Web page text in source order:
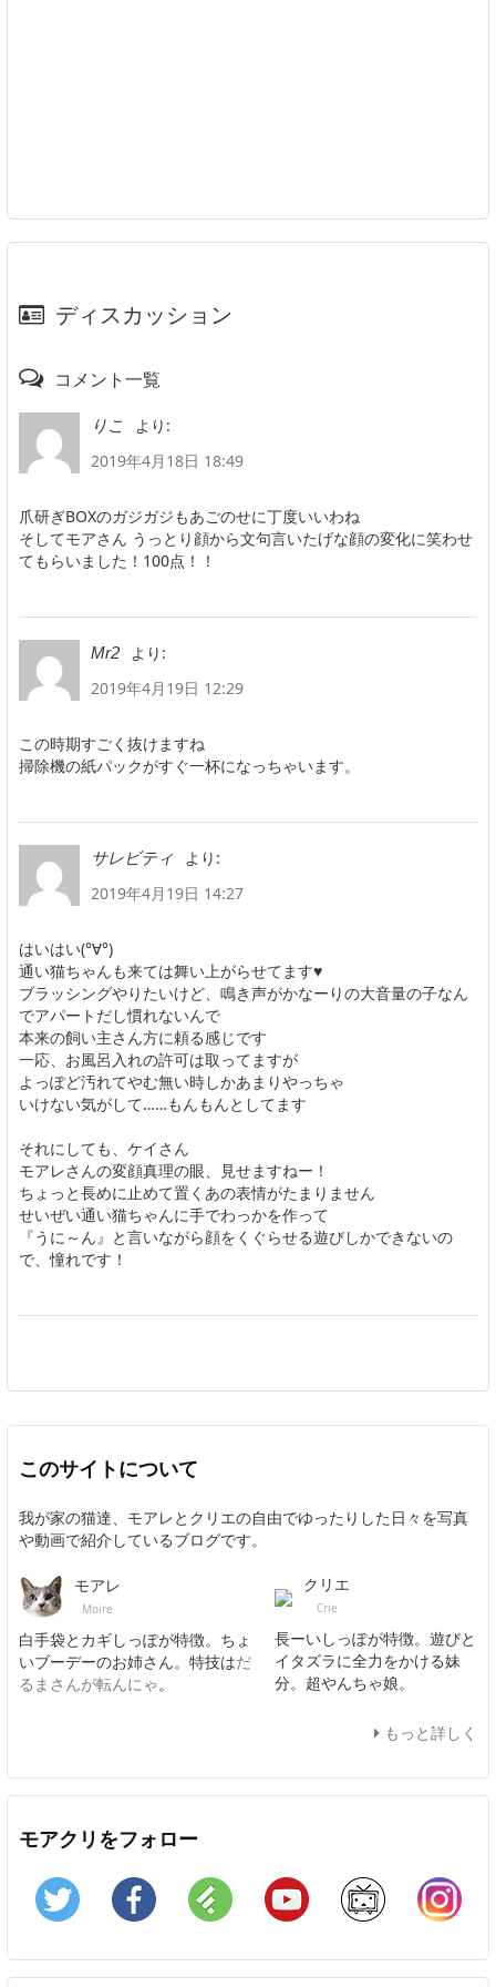
ディスカッション
コメント一覧
りこ
より:
2019年4月18日 18:49
爪研ぎBOXのガジガジもあごのせに丁度いいわね
そしてモアさん うっとり顔から文句言いたげな顔の変化に笑わせ
てもらいました！100点！！
Mr2
より:
2019年4月19日 12:29
この時期すごく抜けますね
掃除機の紙パックがすぐ一杯になっちゃいます。
サレビティ
より:
2019年4月19日 14:27
はいはい(°∀°)
通い猫ちゃんも来ては舞い上がらせてます♥
ブラッシングやりたいけど、鳴き声がかなーりの大音量の子なん
でアパートだし慣れないんで
本来の飼い主さん方に頼る感じです
一応、お風呂入れの許可は取ってますが
よっぽど汚れてやむ無い時しかあまりやっちゃ
いけない気がして……もんもんとしてます
それにしても、ケイさん
モアレさんの変顔真理の眼、見せますねー！
ちょっと長めに止めて置くあの表情がたまりません
せいぜい通い猫ちゃんに手でわっかを作って
『うに～ん』と言いながら顔をくぐらせる遊びしかできないの
で、憧れです！
このサイトについて
我が家の猫達、モアレとクリエの自由でゆったりした日々を写真
や動画で紹介しているブログです。
モアレ
Moire
白手袋とカギしっぽが特徴。ちょ
いブーデーのお姉さん。特技はだ
るまさんが転んにゃ。
クリエ
Crie
長ーいしっぽが特徴。遊びと
イタズラに全力をかける妹
分。超やんちゃ娘。
もっと詳しく
モアクリをフォロー
Twitter Facebook Feedly YouTube ニコニコ動画